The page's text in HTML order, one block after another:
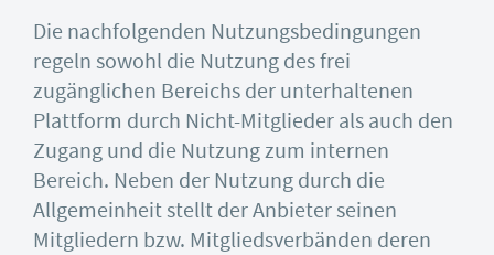
Die nachfolgenden Nutzungsbedingungen
regeln sowohl die Nutzung des frei
zugänglichen Bereichs der unterhaltenen
Plattform durch Nicht-Mitglieder als auch den
Zugang und die Nutzung zum internen
Bereich. Neben der Nutzung durch die
Allgemeinheit stellt der Anbieter seinen
Mitgliedern bzw. Mitgliedsverbänden deren